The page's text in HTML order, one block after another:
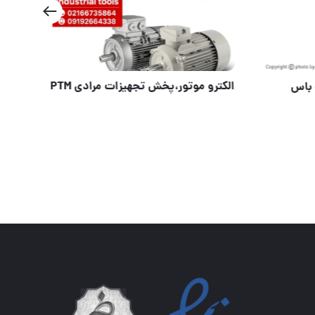
⭐️ سنباده لرزان گرد ( اوربیتال ) باس